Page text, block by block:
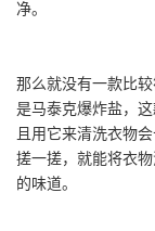
净。
那么就没有一款比
是马泰克爆炸盐，
且用它来清洗衣物
搓一搓，就能将衣
的味道。